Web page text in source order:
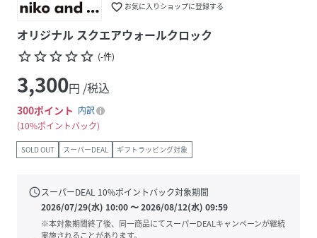
favorite_border お気に入りショップに登録する
オリジナル スクエアウォールクロック
star_borderstar_borderstar_borderstar_borderstar_border (-件)
3,300円 /税込
300ポイント 内訳
10%ポイントバック
SOLD OUT スーパーDEAL ギフトラッピング対象
scheduleスーパーDEAL 10%ポイントバック対象期間
2026/07/29(水) 10:00〜2026/08/12(水) 09:59
※本対象期間終了後、同一商品にてスーパーDEALキャンペーンが継続
実施されることがあります。